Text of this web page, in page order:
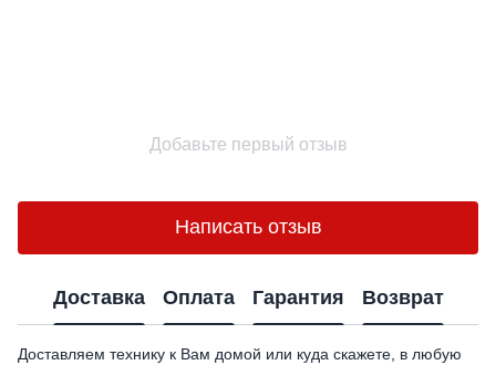
Добавьте первый отзыв
Написать отзыв
Доставка Оплата Гарантия Возврат
Доставляем технику к Вам домой или куда скажете, в любую